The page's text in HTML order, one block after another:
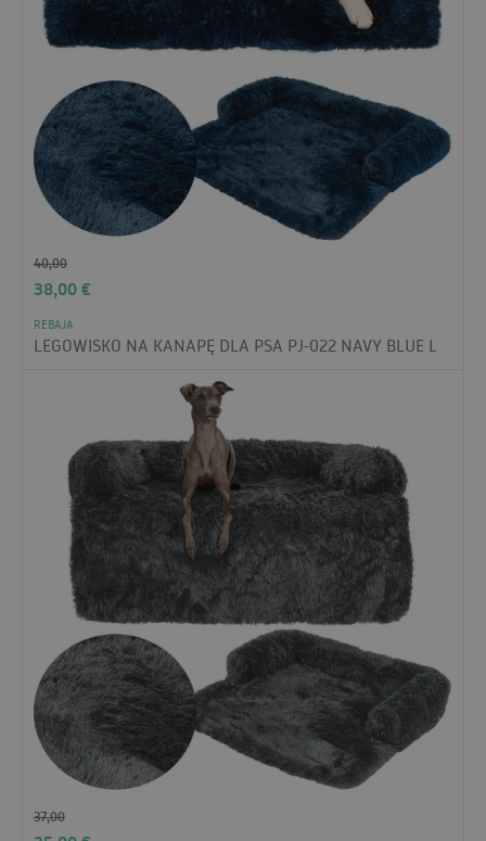
40,00
38,00€
REBAJA
LEGOWISKO NA KANAPĘ DLA PSA PJ-022 NAVY BLUE L
37,00